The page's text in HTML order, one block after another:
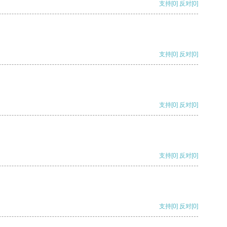
支持[0] 反对[0]
支持[0] 反对[0]
支持[0] 反对[0]
支持[0] 反对[0]
支持[0] 反对[0]